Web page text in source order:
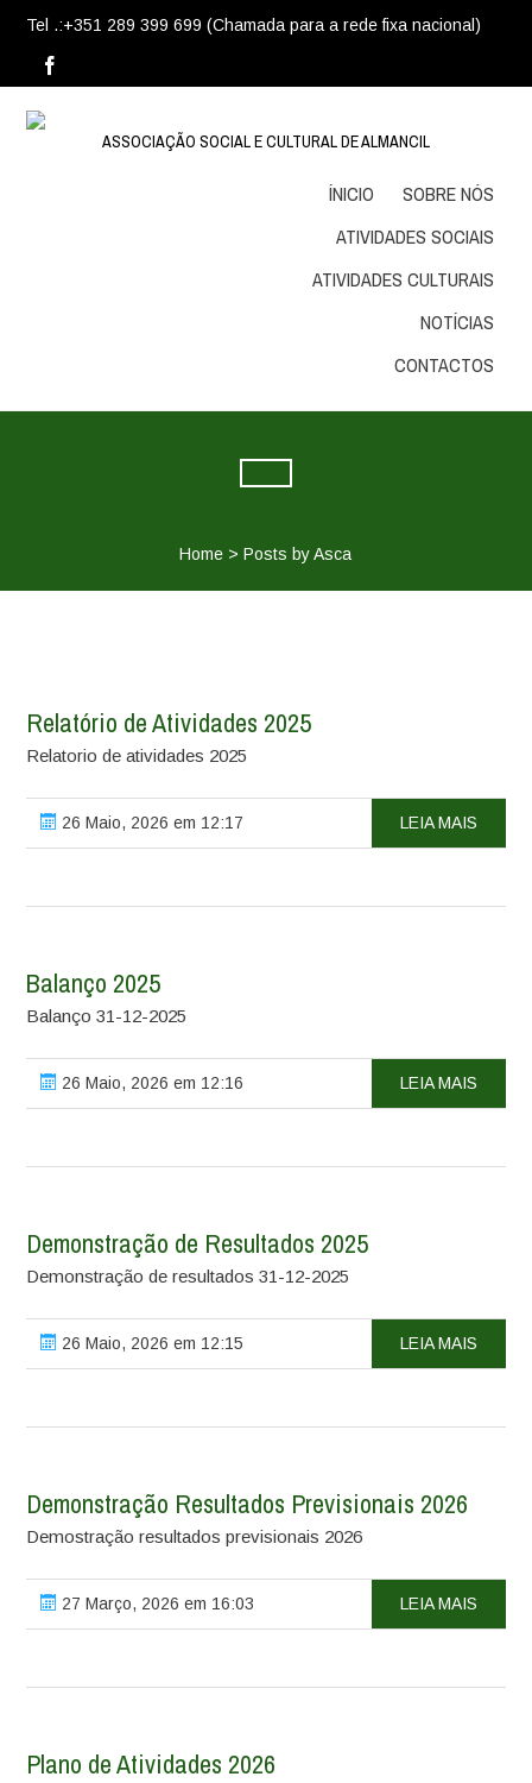
Tel .:+351 289 399 699 (Chamada para a rede fixa nacional)
ASSOCIAÇÃO SOCIAL E CULTURAL DE ALMANCIL
ÍNICIO
SOBRE NÓS
ATIVIDADES SOCIAIS
ATIVIDADES CULTURAIS
NOTÍCIAS
CONTACTOS
Home >Posts by Asca
Relatório de Atividades 2025
Relatorio de atividades 2025
26 Maio, 2026 em 12:17 LEIA MAIS
Balanço 2025
Balanço 31-12-2025
26 Maio, 2026 em 12:16 LEIA MAIS
Demonstração de Resultados 2025
Demonstração de resultados 31-12-2025
26 Maio, 2026 em 12:15 LEIA MAIS
Demonstração Resultados Previsionais 2026
Demostração resultados previsionais 2026
27 Março, 2026 em 16:03 LEIA MAIS
Plano de Atividades 2026